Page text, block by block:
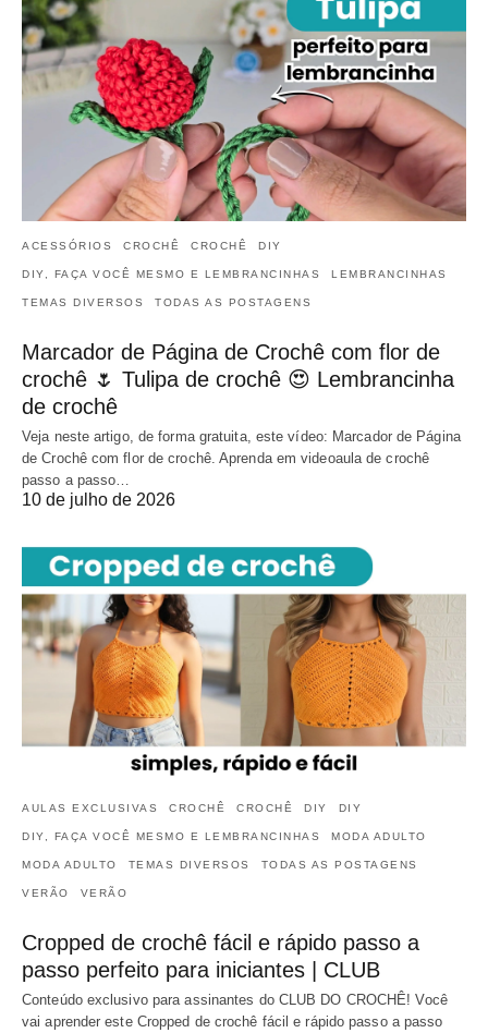
ACESSÓRIOS CROCHÊ CROCHÊ DIY
DIY, FAÇA VOCÊ MESMO E LEMBRANCINHAS LEMBRANCINHAS
TEMAS DIVERSOS TODAS AS POSTAGENS
Marcador de Página de Crochê com flor de
crochê 🌷 Tulipa de crochê 😍 Lembrancinha
de crochê
Veja neste artigo, de forma gratuita, este vídeo: Marcador de Página
de Crochê com flor de crochê. Aprenda em videoaula de crochê
passo a passo…
10 de julho de 2026
AULAS EXCLUSIVAS CROCHÊ CROCHÊ DIY DIY
DIY, FAÇA VOCÊ MESMO E LEMBRANCINHAS MODA ADULTO
MODA ADULTO TEMAS DIVERSOS TODAS AS POSTAGENS
VERÃO VERÃO
Cropped de crochê fácil e rápido passo a
passo perfeito para iniciantes | CLUB
Conteúdo exclusivo para assinantes do CLUB DO CROCHÊ! Você
vai aprender este Cropped de crochê fácil e rápido passo a passo